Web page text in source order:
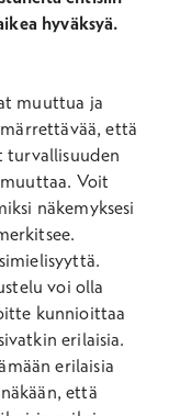
hyväksyä.
muuttua ja
että
Voit
näkemyksesi
voi olla
kunnioittaa
erilaisia.
erilaisia
että